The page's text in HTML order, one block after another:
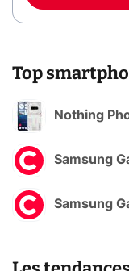
Top
Nothing
Samsung
Samsung